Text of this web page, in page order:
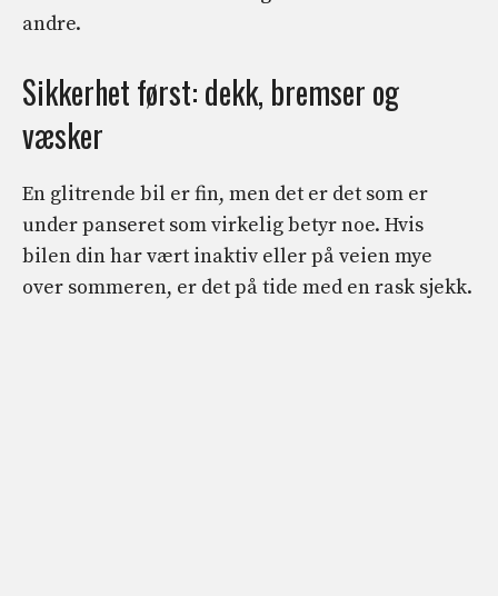
andre.
Sikkerhet først: dekk, bremser og
væsker
En glitrende bil er fin, men det er det som er
under panseret som virkelig betyr noe. Hvis
bilen din har vært inaktiv eller på veien mye
over sommeren, er det på tide med en rask sjekk.